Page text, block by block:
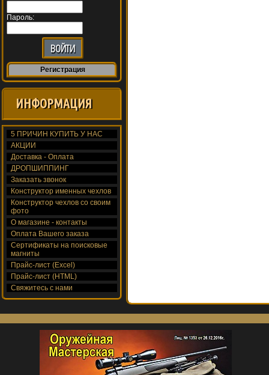
Пароль:
Регистрация
ИНФОРМАЦИЯ
5 ПРИЧИН КУПИТЬ У НАС
АКЦИИ
Доставка - Оплата
ДРОПШИППИНГ
Заказать звонок
Конструктор именных чехлов
Конструктор чехлов со своим
фото
О магазине - контакты
Оплата Вашего заказа
Сертификаты на поисковые
магниты
Прайс-лист (Excel)
Прайс-лист (HTML)
Свяжитесь с нами